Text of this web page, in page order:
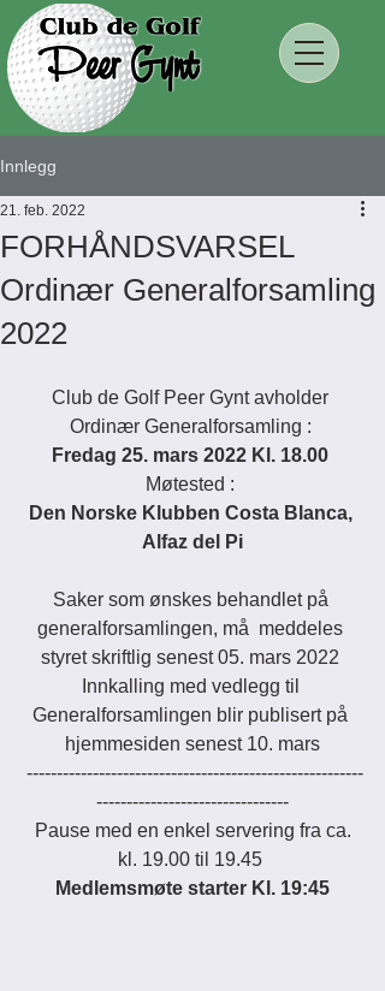
Innlegg
FORHÅNDSVARSEL
Ordinær Generalforsamling
2022
21. feb. 2022
Club de Golf Peer Gynt avholder
Ordinær Generalforsamling :
Fredag 25. mars 2022 Kl. 18.00
Møtested :
Den Norske Klubben Costa Blanca,
Alfaz del Pi
Saker som ønskes behandlet på
generalforsamlingen, må  meddeles
styret skriftlig senest 05. mars 2022
Innkalling med vedlegg til
Generalforsamlingen blir publisert på
hjemmesiden senest 10. mars
--------------------------------
kl. 19.00 til 19.45
Medlemsmøte starter Kl. 19:45